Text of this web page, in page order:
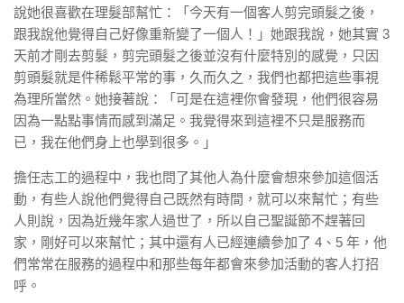
說她很喜歡在理髮部幫忙：「今天有一個客人剪完頭髮之後，
跟我說他覺得自己好像重新變了一個人！」她跟我說，她其實 3
天前才剛去剪髮，剪完頭髮之後並沒有什麼特別的感覺，只因
剪頭髮就是件稀鬆平常的事，久而久之，我們也都把這些事視
為理所當然。她接著說：「可是在這裡你會發現，他們很容易
因為一點點事情而感到滿足。我覺得來到這裡不只是服務而
已，我在他們身上也學到很多。」
擔任志工的過程中，我也問了其他人為什麼會想來參加這個活
動，有些人說他們覺得自己既然有時間，就可以來幫忙；有些
人則說，因為近幾年家人過世了，所以自己聖誕節不趕著回
家，剛好可以來幫忙；其中還有人已經連續參加了 4、5 年，他
們常常在服務的過程中和那些每年都會來參加活動的客人打招
呼。